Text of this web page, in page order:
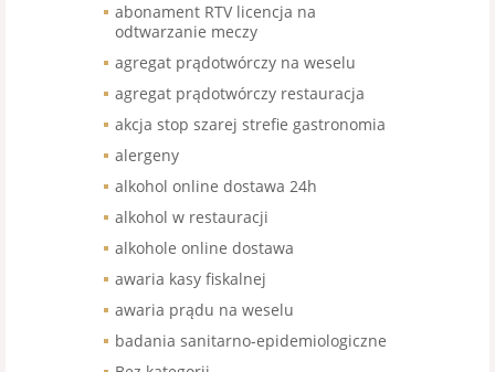
abonament RTV licencja na
odtwarzanie meczy
agregat prądotwórczy na weselu
agregat prądotwórczy restauracja
akcja stop szarej strefie gastronomia
alergeny
alkohol online dostawa 24h
alkohol w restauracji
alkohole online dostawa
awaria kasy fiskalnej
awaria prądu na weselu
badania sanitarno-epidemiologiczne